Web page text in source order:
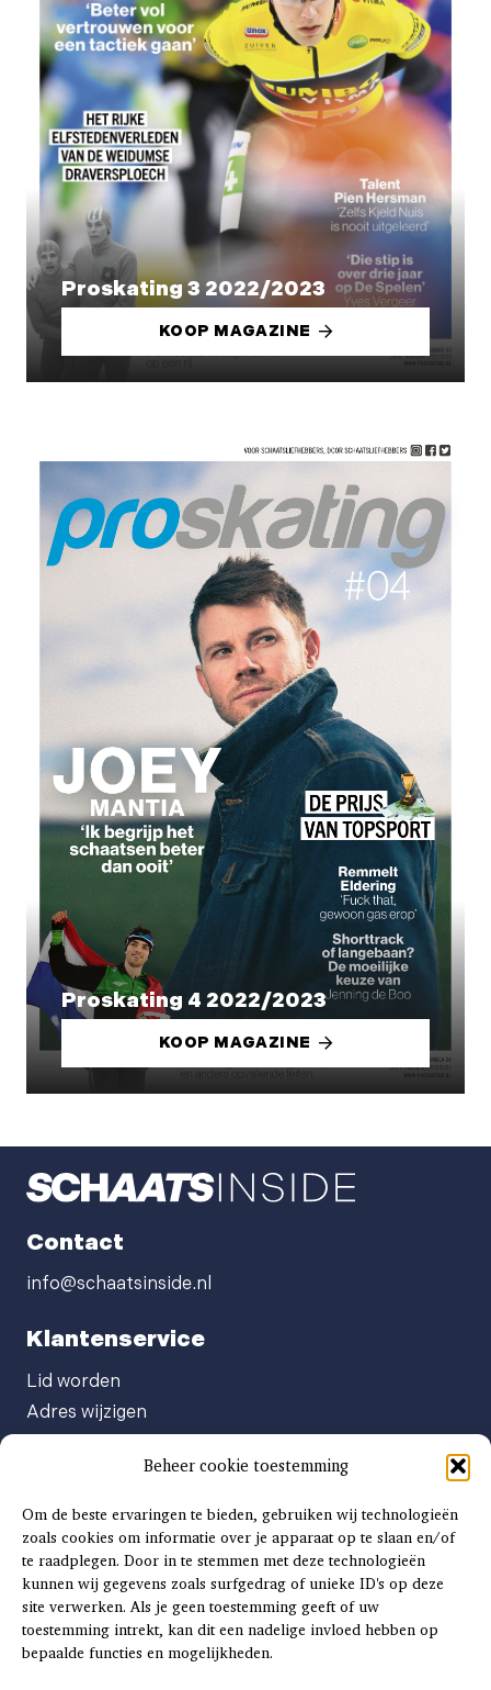
Beheer cookie toestemming
Om de beste ervaringen te bieden, gebruiken wij technologieën
zoals cookies om informatie over je apparaat op te slaan en/of
te raadplegen. Door in te stemmen met deze technologieën
kunnen wij gegevens zoals surfgedrag of unieke ID's op deze
site verwerken. Als je geen toestemming geeft of uw
toestemming intrekt, kan dit een nadelige invloed hebben op
bepaalde functies en mogelijkheden.
Proskating 3 2022/2023
KOOP MAGAZINE
Proskating 4 2022/2023
KOOP MAGAZINE
Contact
info@schaatsinside.nl
Klantenservice
Lid worden
Adres wijzigen
Abonnement opzeggen
Afgeven automatische incasso
Factuur betalen
Klachtenformulier
Overige vragen
Adverteren